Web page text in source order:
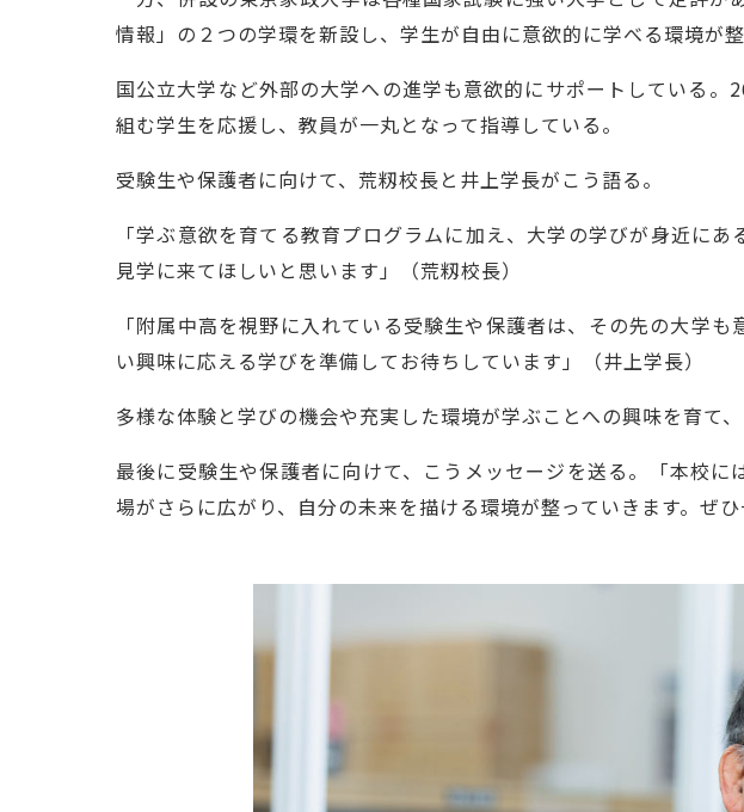
情報」の２つの学環を新設し、学生が自由に意欲的に学べる環境が
国公立大学など外部の大学への進学も意欲的にサポートしている
組む学生を応援し、教員が一丸となって指導している。
受験生や保護者に向けて、荒籾校長と井上学長がこう語る。
「学ぶ意欲を育てる教育プログラムに加え、大学の学びが身近に
見学に来てほしいと思います」（荒籾校長）
「附属中高を視野に入れている受験生や保護者は、その先の大学
い興味に応える学びを準備してお待ちしています」（井上学長）
多様な体験と学びの機会や充実した環境が学ぶことへの興味を育て
最後に受験生や保護者に向けて、こうメッセージを送る。「本校
場がさらに広がり、自分の未来を描ける環境が整っていきます。ぜ